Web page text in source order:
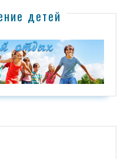
детей